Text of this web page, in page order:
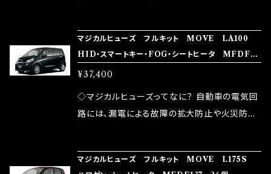
など、これらの効果は、タウンユースだけでなく、
モータースポーツシーンでの実証実験の上、 製
品化を果たしております。
ズが、マジカルヒューズになります。 ◇マジカル
ヒューズの効果 マジカルヒューズは放電防止効
果・接触抵抗低減効果により、このような効果を
発揮します。 ・アクセルレスポンスの向上 ・アイ
ドリング安定化（静粛性UP） ・ターボ車のターボ
など、これらの効果は、タウンユースだけでなく、
路として、各回路への電力供給を行っています。
しかし、ヒューズには拭い去れない欠点があり
ます。 1.溶接回路であるため、配線と比較し抵抗
が大きい。 2.金属部分が露出している為、空気
中に漏電してしまう。 3.金属プレートが接触する
ズが、マジカルヒューズになります。 ◇マジカル
マジカルヒューズ フルキット MOVE LA100
HID・スマートキー・FOG・シートヒータ MFDF13
8 34個
¥37,400
◇マジカルヒューズってなに？ 自動車の電気回
路には、漏電による故障の拡大防止や火災防止
路として、各回路への電力供給を行っています。
マジカルヒューズ フルキット MOVE L175S